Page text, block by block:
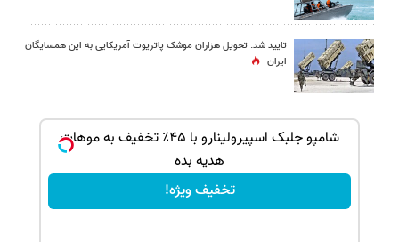
تایید شد: تحویل هزاران موشک پاتریوت آمریکایی به این همسایگان
ایران
شامپو جلبک اسپیرولینارو با ۴۵٪ تخفیف به موهات
هدیه بده
تخفیف ویژه!